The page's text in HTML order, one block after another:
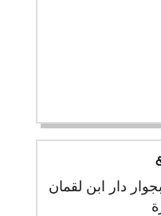
دار ابن لقمان